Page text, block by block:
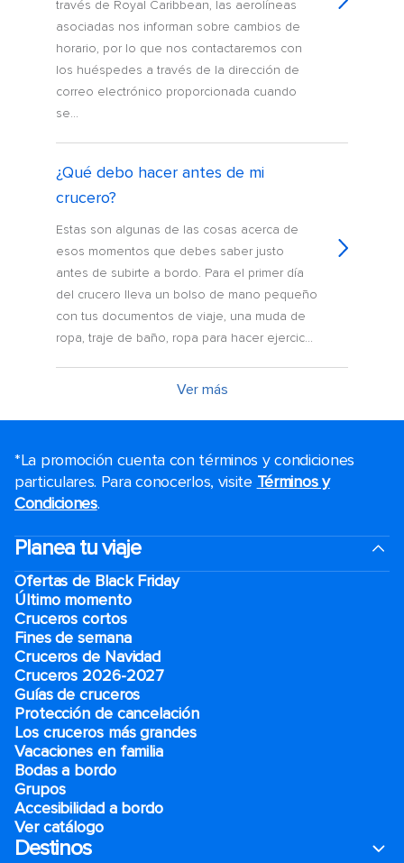
través de Royal Caribbean, las aerolíneas
asociadas nos informan sobre cambios de
horario, por lo que nos contactaremos con
los huéspedes a través de la dirección de
correo electrónico proporcionada cuando
se...
¿Qué debo hacer antes de mi
crucero?
Estas son algunas de las cosas acerca de
esos momentos que debes saber justo
antes de subirte a bordo. Para el primer día
del crucero lleva un bolso de mano pequeño
con tus documentos de viaje, una muda de
ropa, traje de baño, ropa para hacer ejercic...
Ver más
*La promoción cuenta con términos y condiciones
particulares. Para conocerlos, visite Términos y
Condiciones.
Planea tu viaje
Ofertas de Black Friday
Último momento
Cruceros cortos
Fines de semana
Cruceros de Navidad
Cruceros 2026-2027
Guías de cruceros
Protección de cancelación
Los cruceros más grandes
Vacaciones en familia
Bodas a bordo
Grupos
Accesibilidad a bordo
Ver catálogo
Destinos